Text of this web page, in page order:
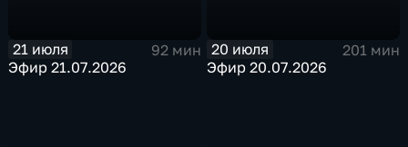
21 июля
92 мин
Эфир 21.07.2026
20 июля
201 мин
Эфир 20.07.2026